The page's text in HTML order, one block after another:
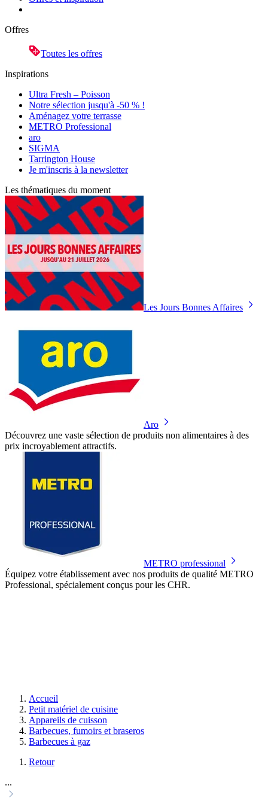
Offres
Toutes les offres
Inspirations
Ultra Fresh – Poisson
Notre sélection jusqu'à -50 % !
Aménagez votre terrasse
METRO Professional
aro
SIGMA
Tarrington House
Je m'inscris à la newsletter
Les thématiques du moment
Les Jours Bonnes Affaires
Aro
Découvrez une vaste sélection de produits non alimentaires à des
prix incroyablement attractifs.
METRO professional
Équipez votre établissement avec nos produits de qualité METRO
Professional, spécialement conçus pour les CHR.
Accueil
Petit matériel de cuisine
Appareils de cuisson
Barbecues, fumoirs et braseros
Barbecues à gaz
Retour
...